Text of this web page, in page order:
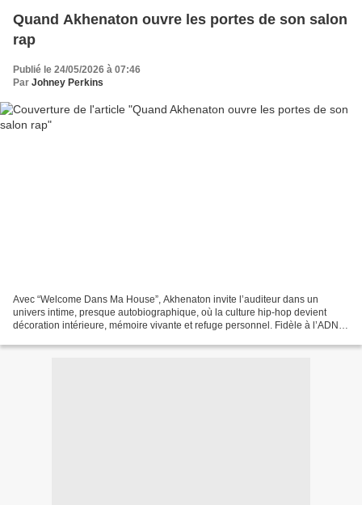
Quand Akhenaton ouvre les portes de son salon
rap
Publié le 24/05/2026 à 07:46
Par Johney Perkins
Avec “Welcome Dans Ma House”, Akhenaton invite l’auditeur dans un
univers intime, presque autobiographique, où la culture hip-hop devient
décoration intérieure, mémoire vivante et refuge personnel. Fidèle à l’ADN